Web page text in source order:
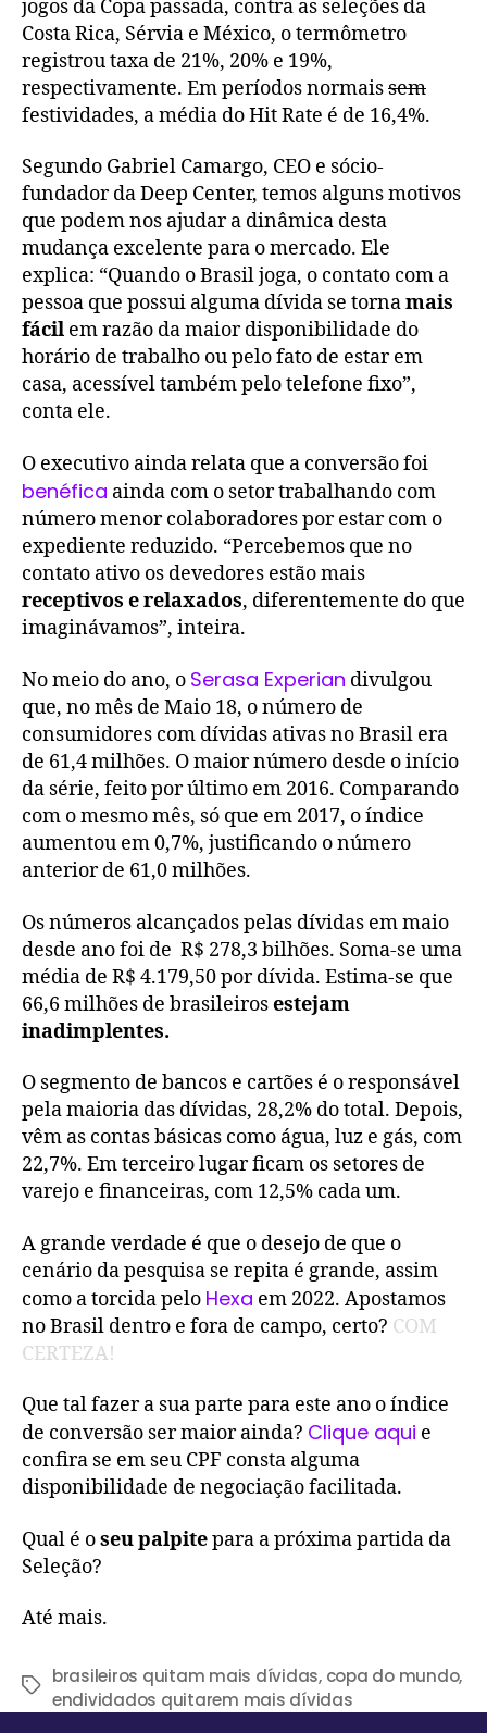
jogos da Copa passada, contra as seleções da
Costa Rica, Sérvia e México, o termômetro
registrou taxa de 21%, 20% e 19%,
respectivamente. Em períodos normaissem
festividades, a média do Hit Rate é de 16,4%.
Segundo Gabriel Camargo, CEO e sócio-
fundador da Deep Center, temos alguns motivos
que podem nos ajudar a dinâmica desta
mudança excelente para o mercado. Ele
explica: “Quando o Brasil joga, o contato com a
pessoa que possui alguma dívida se tornamais
fácil em razão da maior disponibilidade do
horário de trabalho ou pelo fato de estar em
casa, acessível também pelo telefone fixo”,
conta ele.
O executivo ainda relata que a conversão foi
benéfica ainda com o setor trabalhando com
número menor colaboradores por estar com o
expediente reduzido. “Percebemos que no
contato ativo os devedores estão mais
receptivos e relaxados, diferentemente do que
imaginávamos”, inteira.
No meio do ano, o Serasa Experian divulgou
que, no mês de Maio 18, o número de
consumidores com dívidas ativas no Brasil era
de 61,4 milhões. O maior número desde o início
da série, feito por último em 2016. Comparando
com o mesmo mês, só que em 2017, o índice
aumentou em 0,7%, justificando o número
anterior de 61,0 milhões.
Os números alcançados pelas dívidas em maio
desde ano foi de R$ 278,3 bilhões. Soma-se uma
média de R$ 4.179,50 por dívida. Estima-se que
66,6 milhões de brasileirosestejam
inadimplentes.
O segmento de bancos e cartões é o responsável
pela maioria das dívidas, 28,2% do total. Depois,
vêm as contas básicas como água, luz e gás, com
22,7%. Em terceiro lugar ficam os setores de
varejo e financeiras, com 12,5% cada um.
A grande verdade é que o desejo de que o
cenário da pesquisa se repita é grande, assim
como a torcida pelo Hexa em 2022. Apostamos
no Brasil dentro e fora de campo, certo? COM
CERTEZA!
Que tal fazer a sua parte para este ano o índice
de conversão ser maior ainda? Clique aqui e
confira se em seu CPF consta alguma
disponibilidade de negociação facilitada.
Qual é oseu palpitepara a próxima partida da
Seleção?
Até mais.
brasileiros quitam mais dívidas, copa do mundo,
endividados quitarem mais dívidas